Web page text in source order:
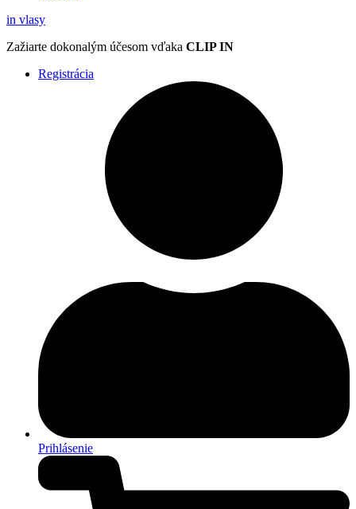
in vlasy
Zažiarte dokonalým účesom vďaka CLIP IN
Registrácia
Prihlásenie